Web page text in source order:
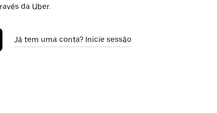
da Uber.
Já tem uma conta? Inicie sessão